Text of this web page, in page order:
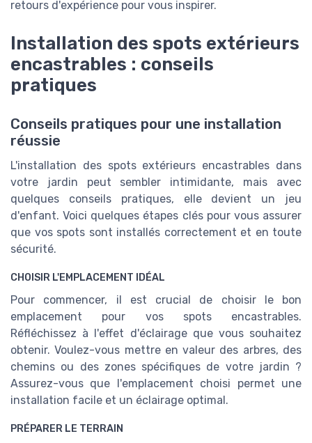
retours d'expérience pour vous inspirer.
Installation des spots extérieurs
encastrables : conseils
pratiques
Conseils pratiques pour une installation
réussie
L'installation des spots extérieurs encastrables dans
votre jardin peut sembler intimidante, mais avec
quelques conseils pratiques, elle devient un jeu
d'enfant. Voici quelques étapes clés pour vous assurer
que vos spots sont installés correctement et en toute
sécurité.
CHOISIR L'EMPLACEMENT IDÉAL
Pour commencer, il est crucial de choisir le bon
emplacement pour vos spots encastrables.
Réfléchissez à l'effet d'éclairage que vous souhaitez
obtenir. Voulez-vous mettre en valeur des arbres, des
chemins ou des zones spécifiques de votre jardin ?
Assurez-vous que l'emplacement choisi permet une
installation facile et un éclairage optimal.
PRÉPARER LE TERRAIN